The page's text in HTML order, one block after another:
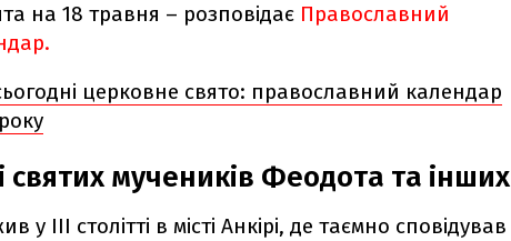
на 18 травня – розповідає Православний
церковне свято: православний календар
святих мучеників Феодота та інших
у III столітті в місті Анкірі, де таємно сповідував